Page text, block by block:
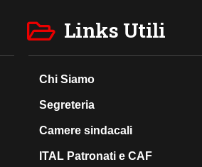
Links Utili
Chi Siamo
Segreteria
Camere sindacali
ITAL Patronati e CAF